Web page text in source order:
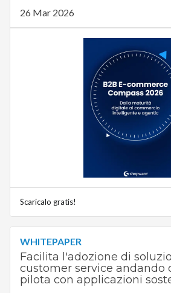
26 Mar 2026
Scaricalo gratis!
WHITEPAPER
Facilita l'adozione di
customer service andando
pilota con applicazioni